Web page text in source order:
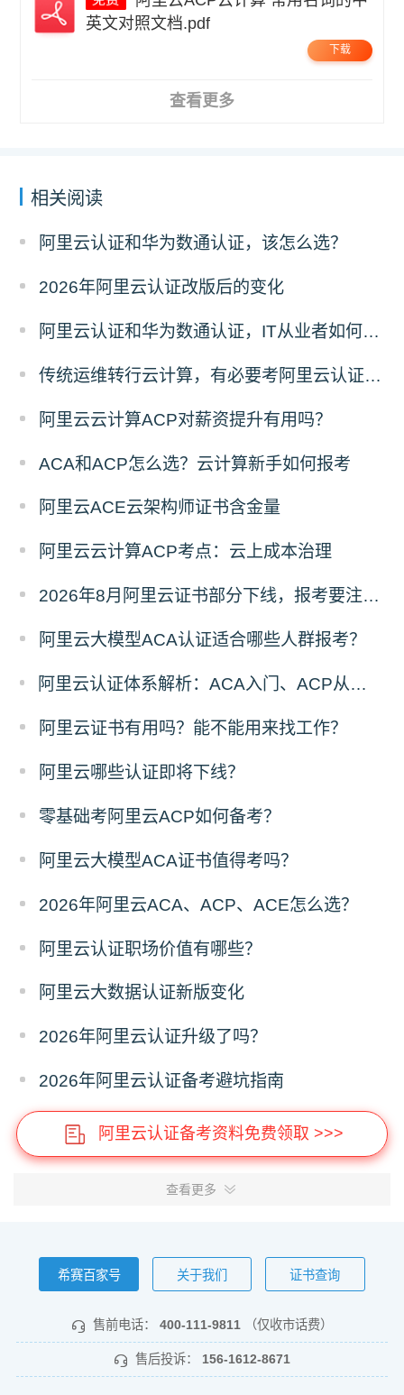
英文对照文档.pdf
下载
查看更多
相关阅读
阿里云认证和华为数通认证，该怎么选？
2026年阿里云认证改版后的变化
阿里云认证和华为数通认证，IT从业者如何选择？
传统运维转行云计算，有必要考阿里云认证吗？
阿里云云计算ACP对薪资提升有用吗？
ACA和ACP怎么选？云计算新手如何报考
阿里云ACE云架构师证书含金量
阿里云云计算ACP考点：云上成本治理
2026年8月阿里云证书部分下线，报考要注意哪些？
阿里云大模型ACA认证适合哪些人群报考？
阿里云认证体系解析：ACA入门、ACP从业、ACE专家进阶路线
阿里云证书有用吗？能不能用来找工作？
阿里云哪些认证即将下线？
零基础考阿里云ACP如何备考？
阿里云大模型ACA证书值得考吗？
2026年阿里云ACA、ACP、ACE怎么选？
阿里云认证职场价值有哪些？
阿里云大数据认证新版变化
2026年阿里云认证升级了吗？
2026年阿里云认证备考避坑指南
阿里云认证备考资料免费领取 >>>
查看更多
希赛百家号 关于我们 证书查询
售前电话： 400-111-9811 （仅收市话费）
售后投诉： 156-1612-8671